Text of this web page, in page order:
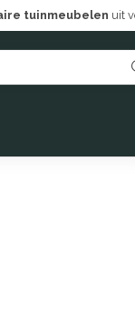
tuinmeubelen uit